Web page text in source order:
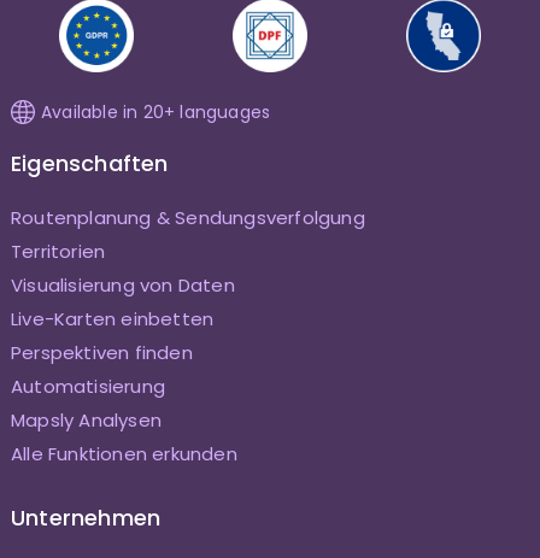
Available in 20+ languages
Eigenschaften
Routenplanung & Sendungsverfolgung
Territorien
Visualisierung von Daten
Live-Karten einbetten
Perspektiven finden
Automatisierung
Mapsly Analysen
Alle Funktionen erkunden
Unternehmen